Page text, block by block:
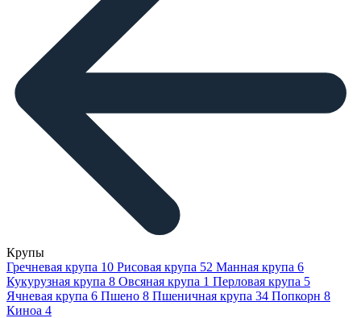
Крупы
Гречневая крупа 10 Рисовая крупа 52 Манная крупа 6
Кукурузная крупа 8 Овсяная крупа 1 Перловая крупа 5
Ячневая крупа 6 Пшено 8 Пшеничная крупа 34 Попкорн 8
Киноа 4